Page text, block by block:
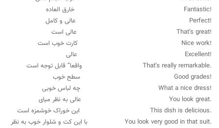
!Fantastic خارق العاده
!Perfect عالی و کامل
!That’s great عالی است
!Nice work کارت خوب است
!Excellent عالی
.That’s really remarkable واقعا” قابل توجه است
!Good grades سطح خوب
!What a nice dress چه لباس خوبی
.You look great عالی به نظر میای
.This dish is delicious این خوراک خوشمزه است
.You look very good in that suit با این کت و شلوار خوب به نظر